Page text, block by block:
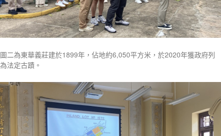
圖二為東華義莊建於1899年，佔地約6,050平方米，於2020年獲政府列
為法定古蹟。